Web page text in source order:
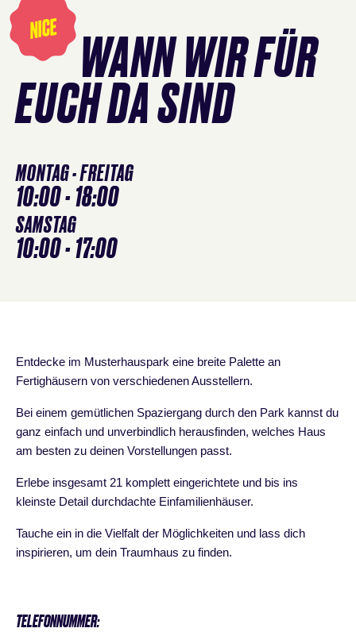
überspringen
NICE WANN WIR FÜR
EUCH DA SIND
MONTAG - FREITAG
10:00 - 18:00
SAMSTAG
10:00 - 17:00
Entdecke im Musterhauspark eine breite Palette an
Fertighäusern von verschiedenen Ausstellern.
Bei einem gemütlichen Spaziergang durch den Park kannst du
ganz einfach und unverbindlich herausfinden, welches Haus
am besten zu deinen Vorstellungen passt.
Erlebe insgesamt 21 komplett eingerichtete und bis ins
kleinste Detail durchdachte Einfamilienhäuser.
Tauche ein in die Vielfalt der Möglichkeiten und lass dich
inspirieren, um dein Traumhaus zu finden.
TELEFONNUMMER: